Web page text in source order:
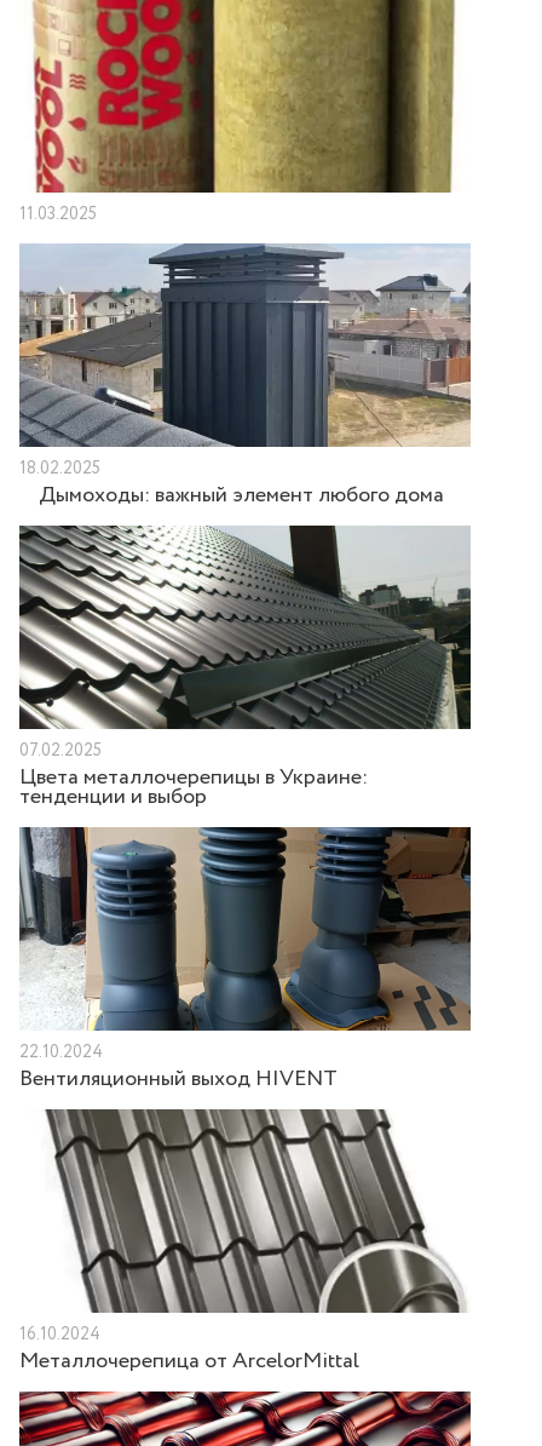
11.03.2025
18.02.2025
Дымоходы: важный элемент любого дома
07.02.2025
Цвета металлочерепицы в Украине:
тенденции и выбор
22.10.2024
Вентиляционный выход HIVENT
16.10.2024
Металлочерепица от ArcelorMittal